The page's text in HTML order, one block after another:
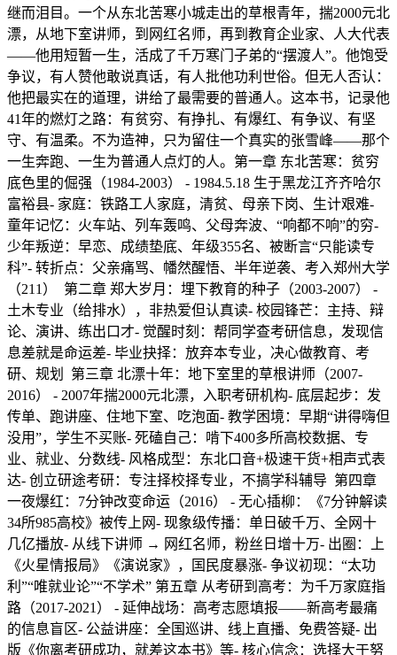
继而泪目。一个从东北苦寒小城走出的草根青年，揣2000元北
漂，从地下室讲师，到网红名师，再到教育企业家、人大代表
——他用短暂一生，活成了千万寒门子弟的“摆渡人”。他饱受
争议，有人赞他敢说真话，有人批他功利世俗。但无人否认：
他把最实在的道理，讲给了最需要的普通人。这本书，记录他
41年的燃灯之路：有贫穷、有挣扎、有爆红、有争议、有坚
守、有温柔。不为造神，只为留住一个真实的张雪峰——那个
一生奔跑、一生为普通人点灯的人。第一章 东北苦寒：贫穷
底色里的倔强（1984-2003） - 1984.5.18 生于黑龙江齐齐哈尔
富裕县 ​ - 家庭：铁路工人家庭，清贫、母亲下岗、生计艰难 ​ -
童年记忆：火车站、列车轰鸣、父母奔波、“响都不响”的穷 ​ -
少年叛逆：早恋、成绩垫底、年级355名、被断言“只能读专
科” ​ - 转折点：父亲痛骂、幡然醒悟、半年逆袭、考入郑州大学
（211） 第二章 郑大岁月：埋下教育的种子（2003-2007） -
土木专业（给排水），非热爱但认真读 ​ - 校园锋芒：主持、辩
论、演讲、练出口才 ​ - 觉醒时刻：帮同学查考研信息，发现信
息差就是命运差 ​ - 毕业抉择：放弃本专业，决心做教育、考
研、规划 第三章 北漂十年：地下室里的草根讲师（2007-
2016） - 2007年揣2000元北漂，入职考研机构 ​ - 底层起步：发
传单、跑讲座、住地下室、吃泡面 ​ - 教学困境：早期“讲得嗨但
没用”，学生不买账 ​ - 死磕自己：啃下400多所高校数据、专
业、就业、分数线 ​ - 风格成型：东北口音+极速干货+相声式表
达 ​ - 创立研途考研：专注择校择专业，不搞学科辅导 第四章
一夜爆红：7分钟改变命运（2016） - 无心插柳：《7分钟解读
34所985高校》被传上网 ​ - 现象级传播：单日破千万、全网十
几亿播放 ​ - 从线下讲师 → 网红名师，粉丝日增十万 ​ - 出圈：上
《火星情报局》《演说家》，国民度暴涨 ​ - 争议初现：“太功
利”“唯就业论”“不学术” 第五章 从考研到高考：为千万家庭指
路（2017-2021） - 延伸战场：高考志愿填报——新高考最痛
的信息盲区 ​ - 公益讲座：全国巡讲、线上直播、免费答疑 ​ - 出
版《你离考研成功，就差这本书》等 ​ - 核心信念：选择大于努